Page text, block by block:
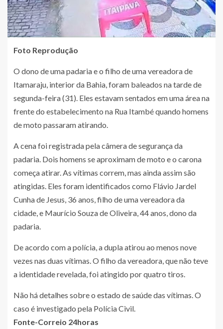
Foto Reprodução
O dono de uma padaria e o filho de uma vereadora de
Itamaraju, interior da Bahia, foram baleados na tarde de
segunda-feira (31). Eles estavam sentados em uma área na
frente do estabelecimento na Rua Itambé quando homens
de moto passaram atirando.
A cena foi registrada pela câmera de segurança da
padaria. Dois homens se aproximam de moto e o carona
começa atirar. As vítimas correm, mas ainda assim são
atingidas. Eles foram identificados como Flávio Jardel
Cunha de Jesus, 36 anos, filho de uma vereadora da
cidade, e Maurício Souza de Oliveira, 44 anos, dono da
padaria.
De acordo com a polícia, a dupla atirou ao menos nove
vezes nas duas vítimas. O filho da vereadora, que não teve
a identidade revelada, foi atingido por quatro tiros.
Não há detalhes sobre o estado de saúde das vítimas. O
caso é investigado pela Polícia Civil.
Fonte-Correio 24horas